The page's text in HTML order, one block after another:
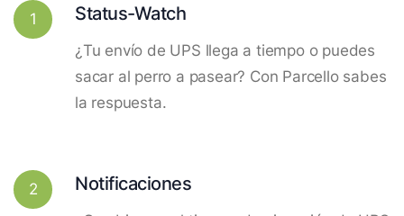
1 Status-Watch
¿Tu envío de UPS llega a tiempo o puedes
sacar al perro a pasear? Con Parcello sabes
la respuesta.
2 Notificaciones